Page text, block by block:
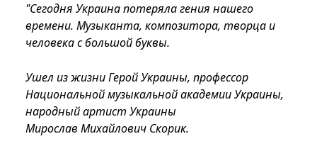
"Сегодня Украина потеряла гения нашего
времени. Музыканта, композитора, творца и
человека с большой буквы.
Ушел из жизни Герой Украины, профессор
Национальной музыкальной академии Украины,
народный артист Украины
Мирослав Михайлович Скорик.